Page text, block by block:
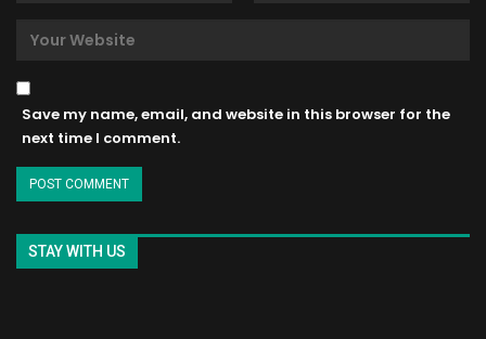
Save my name, email, and website in this browser for the
next time I comment.
STAY WITH US